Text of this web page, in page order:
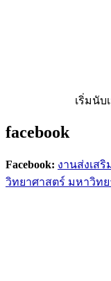
เริ่มนับ
facebook
Facebook: งานส่งเส
วิทยาศาสตร์ มหาวิท